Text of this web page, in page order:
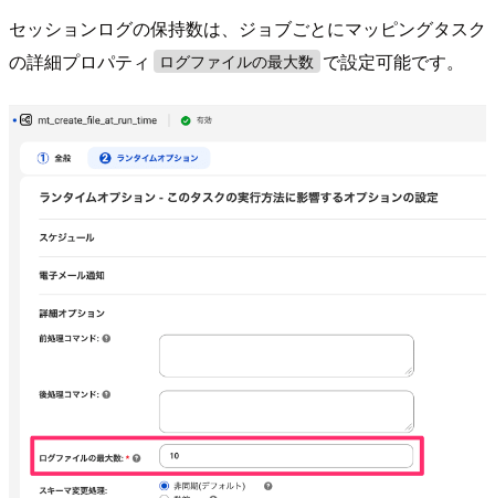
セッションログの保持数は、ジョブごとにマッピングタスク
の詳細プロパティ
ログファイルの最大数 で設定可能です。